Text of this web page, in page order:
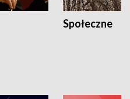
Społeczne